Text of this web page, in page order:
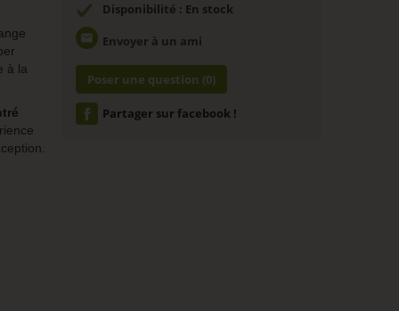
à la
Disponibilité : En stock
email Envoyer à un ami
Poser une question (0)
Partager sur facebook !